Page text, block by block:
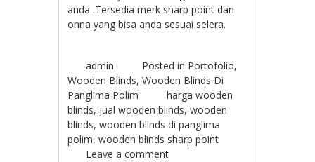
anda. Tersedia merk sharp point dan
onna yang bisa anda sesuai selera.
admin Posted in Portofolio,
Wooden Blinds,Wooden Blinds Di
Panglima Polim
harga wooden
blinds, jual wooden blinds,wooden
blinds,wooden blinds di panglima
polim,wooden blinds sharp point
Leave a comment